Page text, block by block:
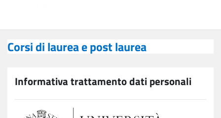
Corsi di laurea e post laurea
Informativa trattamento dati personali